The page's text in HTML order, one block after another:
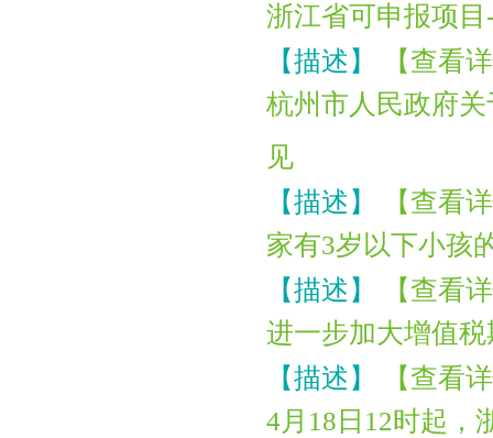
浙江省可申报项
【描述】
【查看
杭州市人民政府
见
【描述】
【查看
家有3岁以下小孩
【描述】
【查看
进一步加大增值
【描述】
【查看
4月18日12时起，